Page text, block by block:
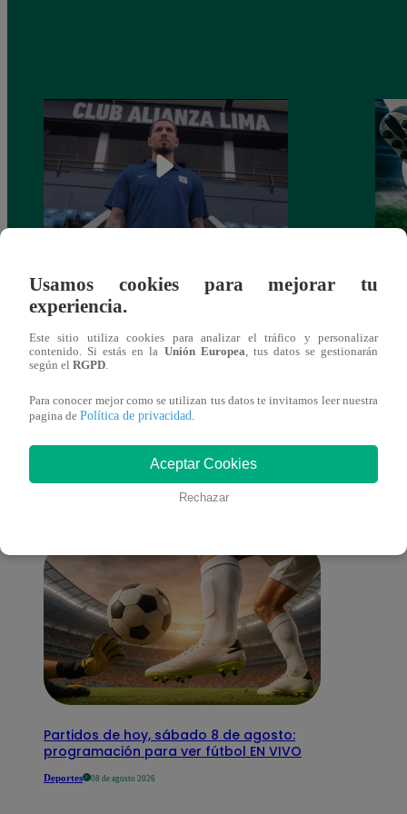
como nuevo fichaje para el Torneo
Clausura 2025
También te puede
interesar
Partidos de hoy, sábado 8 de agosto:
programación para ver fútbol EN VIVO
Deportes 08 de agosto 2026
Usamos cookies para mejorar tu
experiencia.
Este sitio utiliza cookies para analizar el tráfico y personalizar
contenido. Si estás en la Unión Europea , tus datos se gestionarán
según el RGPD
Para conocer mejor como se utilizan tus datos te invitamos leer nuestra
pagina de Política de privacidad
Aceptar Cookies
Rechazar